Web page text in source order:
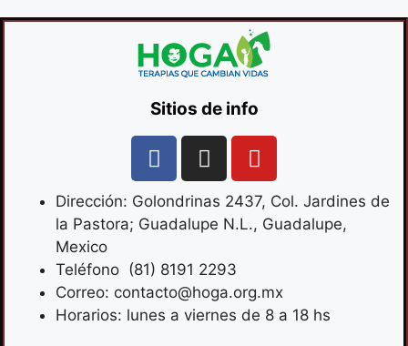
Sitios de info
Dirección: Golondrinas 2437, Col. Jardines de
la Pastora; Guadalupe N.L., Guadalupe,
Mexico
Teléfono (81) 8191 2293
Correo: contacto@hoga.org.mx
Horarios: lunes a viernes de 8 a 18 hs